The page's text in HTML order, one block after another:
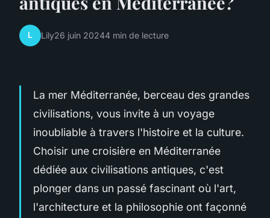
L Lily26 juin 20244 min de lecture
La mer Méditerranée, berceau des grandes
civilisations, vous invite à un voyage
inoubliable à travers l'histoire et la culture.
Choisir une croisière en Méditerranée
dédiée aux civilisations antiques, c'est
plonger dans un passé fascinant où l'art,
l'architecture et la philosophie ont façonné